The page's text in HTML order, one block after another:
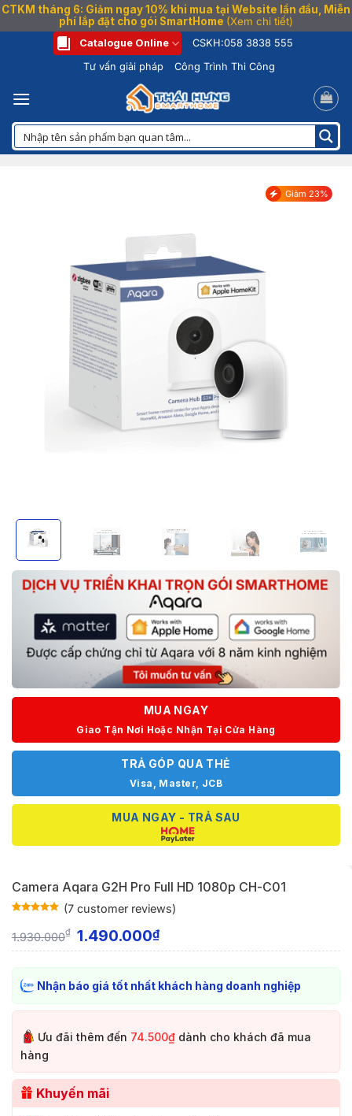
CTKM tháng 6: Giảm ngay 10% khi mua tại Website lần đầu, Miễn
phí lắp đặt cho gói SmartHome (Xem chi tiết)
dung
Catalogue Online CSKH:058 3838 555
Tư vấn giải pháp
Công Trình Thi Công
Giảm 23%
MUA NGAY
Giao Tận Nơi Hoặc Nhận Tại Cửa Hàng
TRẢ GÓP QUA THẺ
Visa, Master, JCB
MUA NGAY - TRẢ SAU
Camera Aqara G2H Pro Full HD 1080p CH-C01
on
customer
(7customer reviews)
1.930.000₫ 1.490.000₫
Nhận báo giá tốt nhất khách hàng doanh nghiệp
Ưu đãi thêm đến 74.500₫ dành cho khách đã mua
hàng
Khuyến mãi